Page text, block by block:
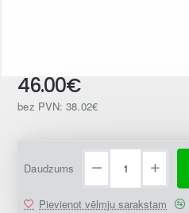
46.00€
bez PVN: 38.02€
Daudzums
Pievienot vēlmju sarakstam